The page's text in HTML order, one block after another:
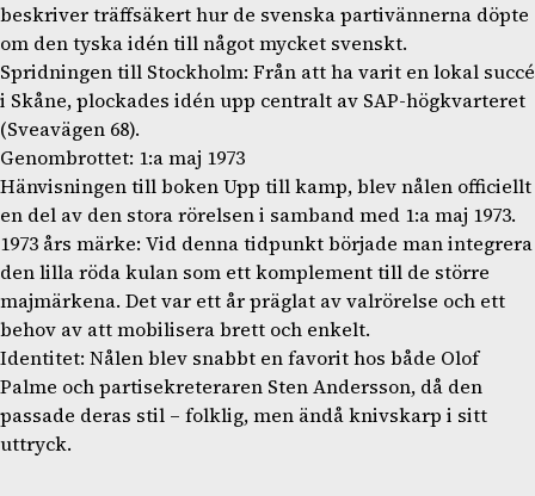
beskriver träffsäkert hur de svenska partivännerna döpte
om den tyska idén till något mycket svenskt.
Spridningen till Stockholm: Från att ha varit en lokal succé
i Skåne, plockades idén upp centralt av SAP-högkvarteret
(Sveavägen 68).
Genombrottet: 1:a maj 1973
Hänvisningen till boken Upp till kamp, blev nålen officiellt
en del av den stora rörelsen i samband med 1:a maj 1973.
1973 års märke: Vid denna tidpunkt började man integrera
den lilla röda kulan som ett komplement till de större
majmärkena. Det var ett år präglat av valrörelse och ett
behov av att mobilisera brett och enkelt.
Identitet: Nålen blev snabbt en favorit hos både Olof
Palme och partisekreteraren Sten Andersson, då den
passade deras stil – folklig, men ändå knivskarp i sitt
uttryck.